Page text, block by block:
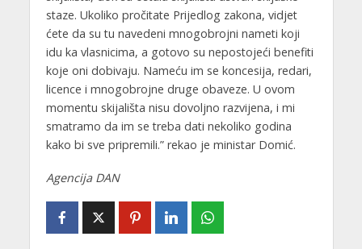
staze. Ukoliko pročitate Prijedlog zakona, vidjet
ćete da su tu navedeni mnogobrojni nameti koji
idu ka vlasnicima, a gotovo su nepostojeći benefiti
koje oni dobivaju. Nameću im se koncesija, redari,
licence i mnogobrojne druge obaveze. U ovom
momentu skijališta nisu dovoljno razvijena, i mi
smatramo da im se treba dati nekoliko godina
kako bi sve pripremili.” rekao je ministar Domić.
Agencija DAN